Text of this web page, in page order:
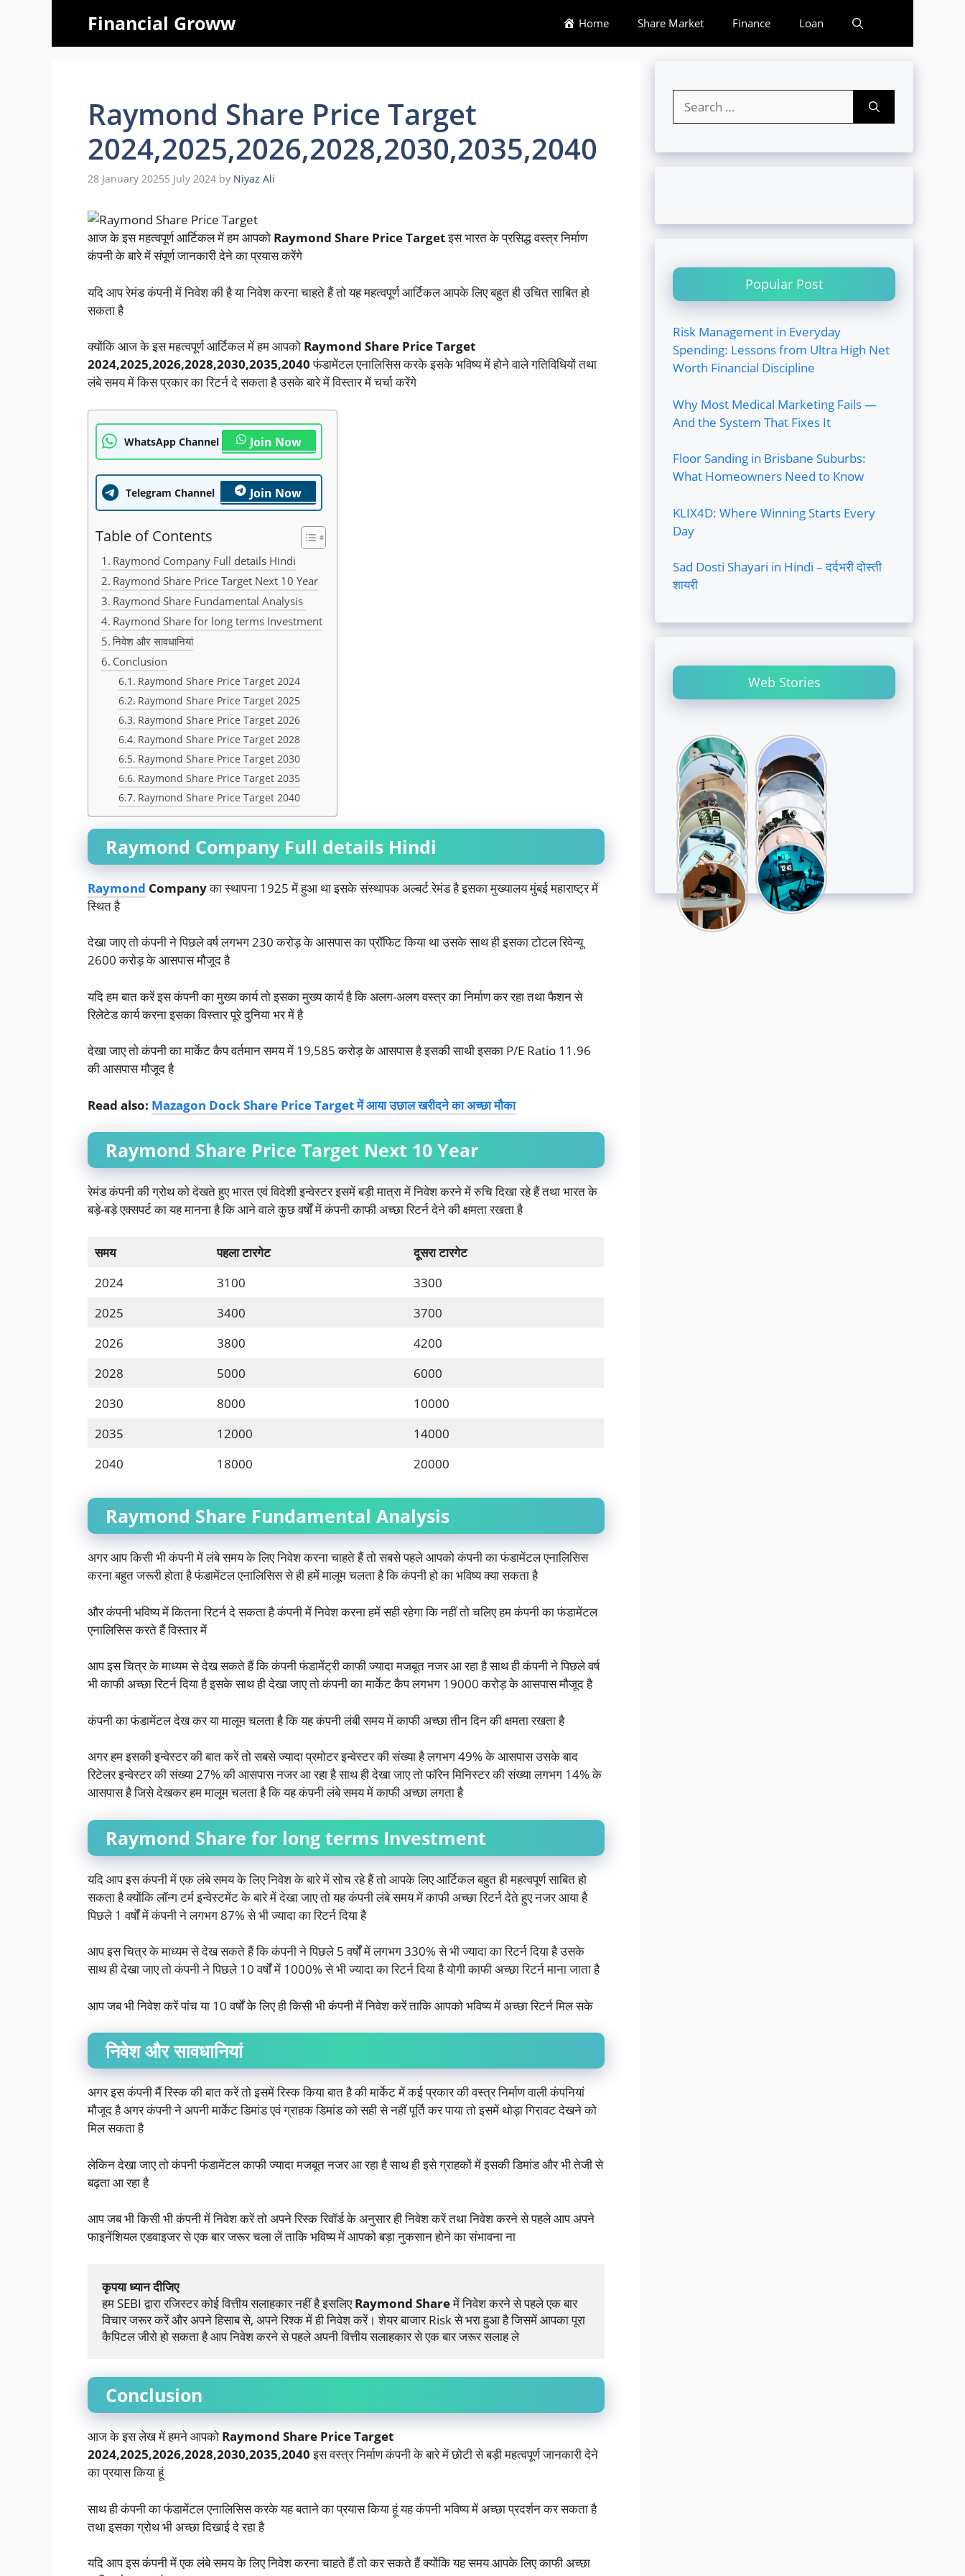
Financial Groww Home Share Market Finance Loan
Raymond Share Price Target
2024,2025,2026,2028,2030,2035,2040
28 January 20255 July 2024 by Niyaz Ali
आज के इस महत्वपूर्ण आर्टिकल में हम आपको Raymond Share Price Targetइस भारत के प्रसिद्ध वस्त्र निर्माण
कंपनी के बारे में संपूर्ण जानकारी देने का प्रयास करेंगे
यदि आप रेमंड कंपनी में निवेश की है या निवेश करना चाहते हैं तो यह महत्वपूर्ण आर्टिकल आपके लिए बहुत ही उचित साबित हो
सकता है
क्योंकि आज के इस महत्वपूर्ण आर्टिकल में हम आपको Raymond Share Price Target
2024,2025,2026,2028,2030,2035,2040फंडामेंटल एनालिसिस करके इसके भविष्य में होने वाले गतिविधियों तथा
लंबे समय में किस प्रकार का रिटर्न दे सकता है उसके बारे में विस्तार में चर्चा करेंगे
WhatsApp Channel Join Now
Telegram Channel Join Now
Table of Contents
Raymond Company Full details Hindi
Raymond Share Price Target Next 10 Year
Raymond Share Fundamental Analysis
Raymond Share for long terms Investment
निवेश और सावधानियां
Conclusion
Raymond Share Price Target 2024
Raymond Share Price Target 2025
Raymond Share Price Target 2026
Raymond Share Price Target 2028
Raymond Share Price Target 2030
Raymond Share Price Target 2035
Raymond Share Price Target 2040
Raymond Company Full details Hindi
Raymond Companyका स्थापना 1925 में हुआ था इसके संस्थापक अल्बर्ट रेमंड है इसका मुख्यालय मुंबई महाराष्ट्र में
स्थित है
देखा जाए तो कंपनी ने पिछले वर्ष लगभग 230 करोड़ के आसपास का प्रॉफिट किया था उसके साथ ही इसका टोटल रिवेन्यू
2600 करोड़ के आसपास मौजूद है
यदि हम बात करें इस कंपनी का मुख्य कार्य तो इसका मुख्य कार्य है कि अलग-अलग वस्त्र का निर्माण कर रहा तथा फैशन से
रिलेटेड कार्य करना इसका विस्तार पूरे दुनिया भर में है
देखा जाए तो कंपनी का मार्केट कैप वर्तमान समय में 19,585 करोड़ के आसपास है इसकी साथी इसका P/E Ratio 11.96
की आसपास मौजूद है
Read also: Mazagon Dock Share Price Target में आया उछाल खरीदने का अच्छा मौका
Raymond Share Price Target Next 10 Year
रेमंड कंपनी की ग्रोथ को देखते हुए भारत एवं विदेशी इन्वेस्टर इसमें बड़ी मात्रा में निवेश करने में रुचि दिखा रहे हैं तथा भारत के
बड़े-बड़े एक्सपर्ट का यह मानना है कि आने वाले कुछ वर्षों में कंपनी काफी अच्छा रिटर्न देने की क्षमता रखता है
समय पहला टारगेट
दूसरा टारगेट
2024
3100
3300
2025
3400
3700
2026
3800
4200
2028
5000
6000
2030
8000
10000
2035
12000
14000
2040
18000 20000
Raymond Share Fundamental Analysis
अगर आप किसी भी कंपनी में लंबे समय के लिए निवेश करना चाहते हैं तो सबसे पहले आपको कंपनी का फंडामेंटल एनालिसिस
करना बहुत जरूरी होता है फंडामेंटल एनालिसिस से ही हमें मालूम चलता है कि कंपनी हो का भविष्य क्या सकता है
और कंपनी भविष्य में कितना रिटर्न दे सकता है कंपनी में निवेश करना हमें सही रहेगा कि नहीं तो चलिए हम कंपनी का फंडामेंटल
एनालिसिस करते हैं विस्तार में
आप इस चित्र के माध्यम से देख सकते हैं कि कंपनी फंडामेंट्री काफी ज्यादा मजबूत नजर आ रहा है साथ ही कंपनी ने पिछले वर्ष
भी काफी अच्छा रिटर्न दिया है इसके साथ ही देखा जाए तो कंपनी का मार्केट कैप लगभग 19000 करोड़ के आसपास मौजूद है
कंपनी का फंडामेंटल देख कर या मालूम चलता है कि यह कंपनी लंबी समय में काफी अच्छा तीन दिन की क्षमता रखता है
अगर हम इसकी इन्वेस्टर की बात करें तो सबसे ज्यादा प्रमोटर इन्वेस्टर की संख्या है लगभग 49% के आसपास उसके बाद
रिटेलर इन्वेस्टर की संख्या 27% की आसपास नजर आ रहा है साथ ही देखा जाए तो फॉरेन मिनिस्टर की संख्या लगभग 14% के
आसपास है जिसे देखकर हम मालूम चलता है कि यह कंपनी लंबे समय में काफी अच्छा लगता है
Raymond Share for long terms Investment
यदि आप इस कंपनी में एक लंबे समय के लिए निवेश के बारे में सोच रहे हैं तो आपके लिए आर्टिकल बहुत ही महत्वपूर्ण साबित हो
सकता है क्योंकि लॉन्ग टर्म इन्वेस्टमेंट के बारे में देखा जाए तो यह कंपनी लंबे समय में काफी अच्छा रिटर्न देते हुए नजर आया है
पिछले 1 वर्षों में कंपनी ने लगभग 87% से भी ज्यादा का रिटर्न दिया है
आप इस चित्र के माध्यम से देख सकते हैं कि कंपनी ने पिछले 5 वर्षों में लगभग 330% से भी ज्यादा का रिटर्न दिया है उसके
साथ ही देखा जाए तो कंपनी ने पिछले 10 वर्षों में 1000% से भी ज्यादा का रिटर्न दिया है योगी काफी अच्छा रिटर्न माना जाता है
आप जब भी निवेश करें पांच या 10 वर्षों के लिए ही किसी भी कंपनी में निवेश करें ताकि आपको भविष्य में अच्छा रिटर्न मिल सके
निवेश और सावधानियां
अगर इस कंपनी मैं रिस्क की बात करें तो इसमें रिस्क किया बात है की मार्केट में कई प्रकार की वस्त्र निर्माण वाली कंपनियां
मौजूद है अगर कंपनी ने अपनी मार्केट डिमांड एवं ग्राहक डिमांड को सही से नहीं पूर्ति कर पाया तो इसमें थोड़ा गिरावट देखने को
मिल सकता है
लेकिन देखा जाए तो कंपनी फंडामेंटल काफी ज्यादा मजबूत नजर आ रहा है साथ ही इसे ग्राहकों में इसकी डिमांड और भी तेजी से
बढ़ता आ रहा है
आप जब भी किसी भी कंपनी में निवेश करें तो अपने रिस्क रिवॉर्ड के अनुसार ही निवेश करें तथा निवेश करने से पहले आप अपने
फाइनेंशियल एडवाइजर से एक बार जरूर चला लें ताकि भविष्य में आपको बड़ा नुकसान होने का संभावना ना
कृपया ध्यान दीजिए
हम SEBI द्वारा रजिस्टर कोई वित्तीय सलाहकार नहीं है इसलिए Raymond Share में निवेश करने से पहले एक बार
विचार जरूर करें और अपने हिसाब से, अपने रिश्क में ही निवेश करें। शेयर बाजार Risk से भरा हुआ है जिसमें आपका पूरा
कैपिटल जीरो हो सकता है आप निवेश करने से पहले अपनी वित्तीय सलाहकार से एक बार जरूर सलाह ले
Conclusion
आज के इस लेख में हमने आपको Raymond Share Price Target
2024,2025,2026,2028,2030,2035,2040इस वस्त्र निर्माण कंपनी के बारे में छोटी से बड़ी महत्वपूर्ण जानकारी देने
का प्रयास किया हूं
साथ ही कंपनी का फंडामेंटल एनालिसिस करके यह बताने का प्रयास किया हूं यह कंपनी भविष्य में अच्छा प्रदर्शन कर सकता है
तथा इसका ग्रोथ भी अच्छा दिखाई दे रहा है
यदि आप इस कंपनी में एक लंबे समय के लिए निवेश करना चाहते हैं तो कर सकते हैं क्योंकि यह समय आपके लिए काफी अच्छा
for:
Popular Post
Risk Management in Everyday
Spending: Lessons from Ultra High Net
Worth Financial Discipline
Why Most Medical Marketing Fails —
And the System That Fixes It
Floor Sanding in Brisbane Suburbs:
What Homeowners Need to Know
KLIX4D: Where Winning Starts Every
Day
Sad Dosti Shayari in Hindi – दर्दभरी दोस्ती
शायरी
Web Stories